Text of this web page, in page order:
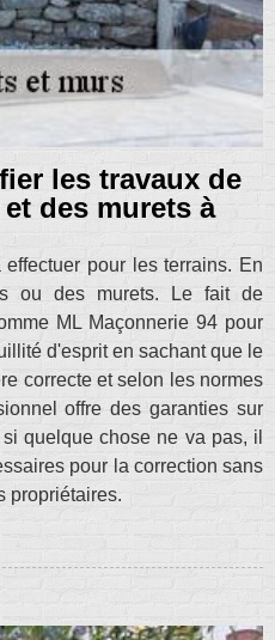
les travaux de
des murets à
pour les terrains. En
ou des murets. Le fait de
ML Maçonnerie 94 pour
d'esprit en sachant que le
correcte et selon les normes
offre des garanties sur
quelque chose ne va pas, il
pour la correction sans
propriétaires.